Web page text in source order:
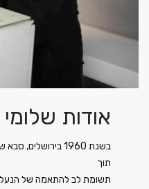
אודות שלומי
בשנת 1960
תוך
.תשומת לב להתאמה של